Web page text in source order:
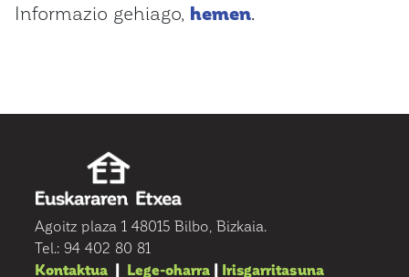
Informazio gehiago, hemen.
Agoitz plaza 1 48015 Bilbo, Bizkaia.
Tel.: 94 402 80 81
Kontaktua | Lege-oharra | Irisgarritasuna